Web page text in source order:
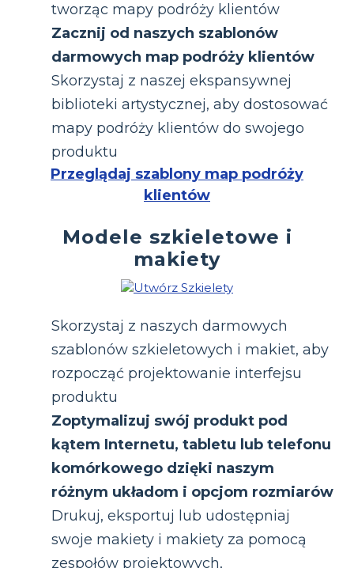
tworząc mapy podróży klientów
Zacznij od naszych szablonów
darmowych map podróży klientów
Skorzystaj z naszej ekspansywnej
biblioteki artystycznej, aby dostosować
mapy podróży klientów do swojego
produktu
Przeglądaj szablony map podróży
klientów
Modele szkieletowe i
makiety
Skorzystaj z naszych darmowych
szablonów szkieletowych i makiet, aby
rozpocząć projektowanie interfejsu
produktu
Zoptymalizuj swój produkt pod
kątem Internetu, tabletu lub telefonu
komórkowego dzięki naszym
różnym układom i opcjom rozmiarów
Drukuj, eksportuj lub udostępniaj
swoje makiety i makiety za pomocą
zespołów projektowych,